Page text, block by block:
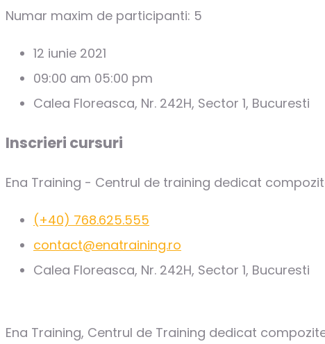
Numar maxim de participanti: 5
12 iunie 2021
09:00 am 05:00 pm
Calea Floreasca, Nr. 242H, Sector 1, Bucuresti
Inscrieri cursuri
Ena Training - Centrul de training dedicat
(+40) 768.625.555
contact@enatraining.ro
Calea Floreasca, Nr. 242H, Sector 1, Bucuresti
Ena Training, Centrul de Training dedicat